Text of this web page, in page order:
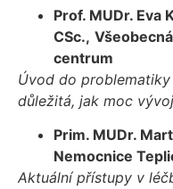
Prof. MUDr. Eva
CSc.,
centrum
Úvod do
důležitá, jak moc
Prim. MUDr.
Nemocnice
Aktuální přístupy v